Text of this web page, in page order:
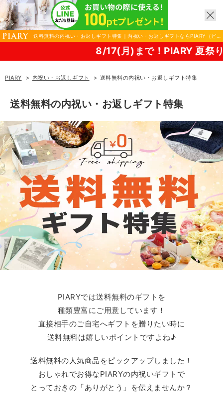
送料無料の内祝い・お返しギフト特集｜内祝い・お返しギフトならPIARY（ピ
アリー）
8/17(月)まで！PIARY 夏祭り2026！
PIARY 内祝い・お返しギフト 送料無料の内祝い・お返しギフト特集
送料無料の内祝い・お返しギフト特集
PIARYでは送料無料のギフトを
種類豊富にご用意しています！
直接相手のご自宅へギフトを贈りたい時に
送料無料は嬉しいポイントですよね♪
送料無料の人気商品をピックアップしました！
おしゃれでお得なPIARYの内祝いギフトで
とっておきの「ありがとう」を伝えませんか？